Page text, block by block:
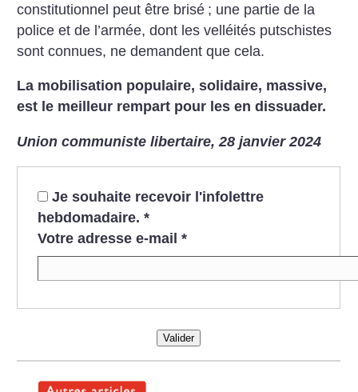
constitutionnel peut être brisé ; une partie de la
police et de l’armée, dont les velléités putschistes
sont connues, ne demandent que cela.
La mobilisation populaire, solidaire, massive,
est le meilleur rempart pour les en dissuader.
Union communiste libertaire, 28 janvier 2024
Je souhaite recevoir l'infolettre
hebdomadaire. *
Votre adresse e-mail *
Valider